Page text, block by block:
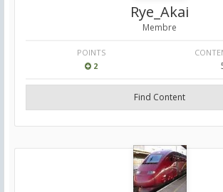
Rye_Akai
Membre
POINTS
2
Find Content